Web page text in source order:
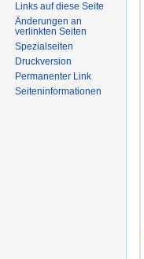
Links auf diese Seite
Änderungen an
verlinkten Seiten
Spezialseiten
Druckversion
Permanenter Link
Seiten­informationen